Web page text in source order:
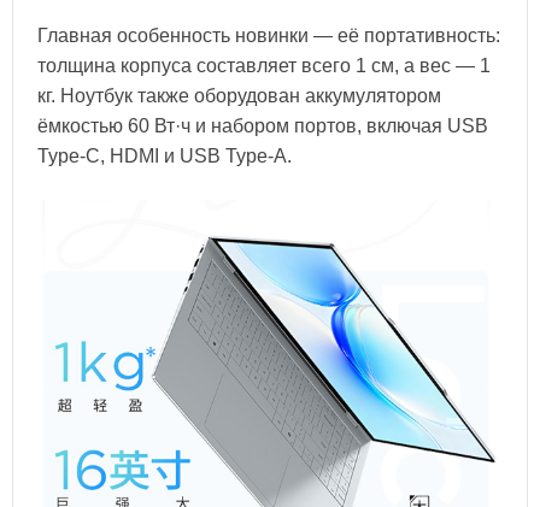
Главная особенность новинки — её портативность:
толщина корпуса составляет всего 1 см, а вес — 1
кг. Ноутбук также оборудован аккумулятором
ёмкостью 60 Вт·ч и набором портов, включая USB
Type-C, HDMI и USB Type-A.